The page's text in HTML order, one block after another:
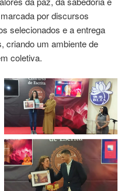
por discursos
selecionados e a entrega
criando um ambiente de
coletiva.